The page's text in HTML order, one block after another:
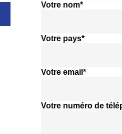
Votre nom*
Votre pays*
Votre email*
Votre numéro de